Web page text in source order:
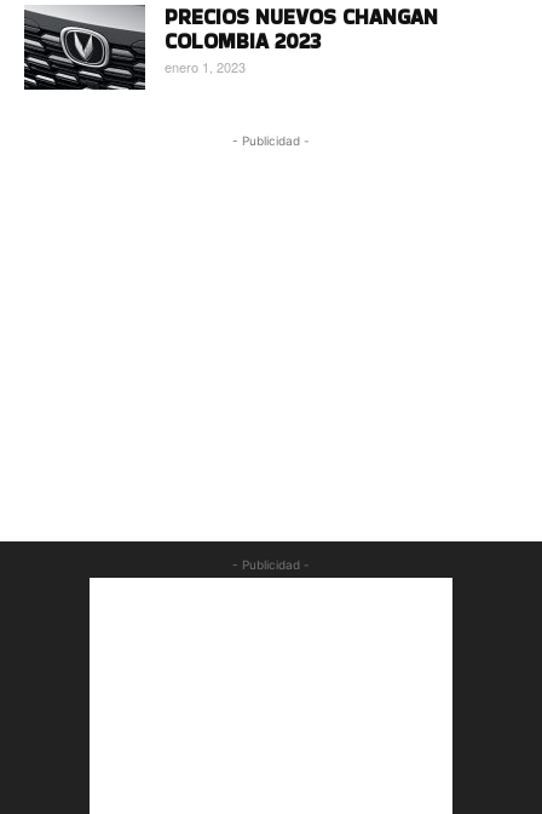
PRECIOS NUEVOS CHANGAN
COLOMBIA 2023
enero 1, 2023
- Publicidad -
- Publicidad -